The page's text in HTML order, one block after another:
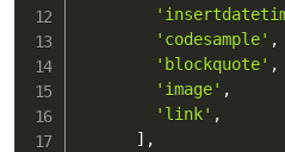
'codesample' ,
'blockquote' ,
'image' ,
'link' ,
] ,